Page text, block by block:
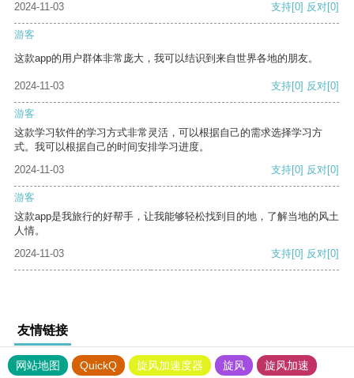
2024-11-03 支持[0] 反对[0]
游客
这款app的用户群体非常庞大，我可以结识到来自世界各地的朋友。
2024-11-03 支持[0] 反对[0]
游客
这款学习软件的学习方式非常灵活，可以根据自己的需求选择学习方
式。我可以根据自己的时间安排学习进度。
2024-11-03
支持[0] 反对[0]
游客
这款app是我旅行的好帮手，让我能够轻松找到目的地，了解当地的风土
人情。
2024-11-03
支持[0] 反对[0]
友情链接
网站地图 QuickQ 旋风加速度器 旋风 旋风加速